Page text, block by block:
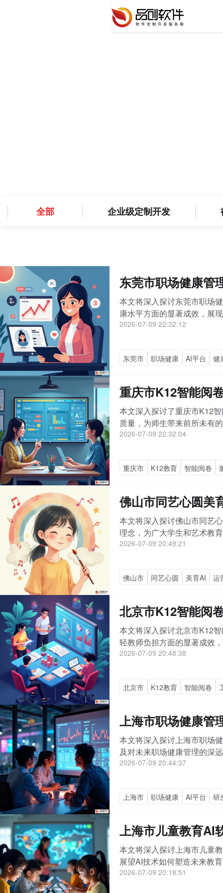
全部 企业级定制开发
东莞市职场健康管
本文将深入探讨东莞市职场
康水平方面的显著成效，展
2026-07-09 22:32:12
东莞市 职场健康 AI平台 健
重庆市K12智能阅
本文深入探讨了重庆市K12
质量，为师生带来前所未有
2026-07-09 22:32:04
重庆市 K12教育 智能阅卷
佛山市同艺心圆美
本文将深入探讨佛山市同艺
理念，为广大学生和艺术教
2026-07-09 20:49:21
佛山市 同艺心圆 美育AI 运
北京市K12智能阅
本文将深入探讨北京市K12
轻教师负担方面的显著成效
2026-07-09 20:48:38
北京市 K12教育 智能阅卷
上海市职场健康管
本文将深入探讨上海市职场
及对未来职场健康管理的深
2026-07-09 20:44:37
上海市 职场健康 AI平台 研
上海市儿童教育AI
本文将深入探讨上海市儿童
展望AI技术如何塑造未来教
2026-07-09 20:18:51